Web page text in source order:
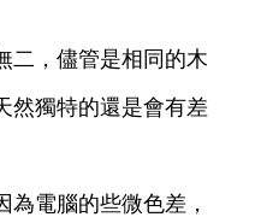
二，儘管是相同的木
然獨特的還是會有差
為電腦的些微色差，